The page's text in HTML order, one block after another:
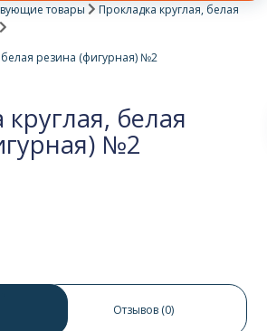
товары
Прокладка круглая, белая
белая
№2
Написать отзыв
Отзывов (0)